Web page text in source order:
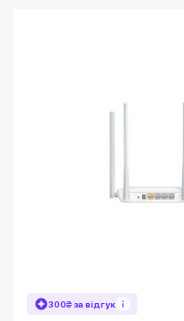
300₴ за відгук